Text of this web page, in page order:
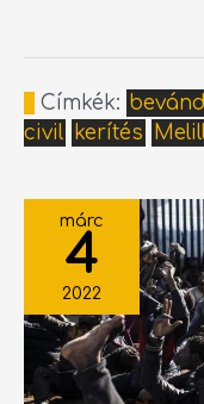
Címkék:
civil kerítés
márc
4
2022
A
SPANYOL
KORMÁNY
MINTEGY
100
CSENDŐRT
RENDŐRT
A
MELILLAI
HATÁRHOZ